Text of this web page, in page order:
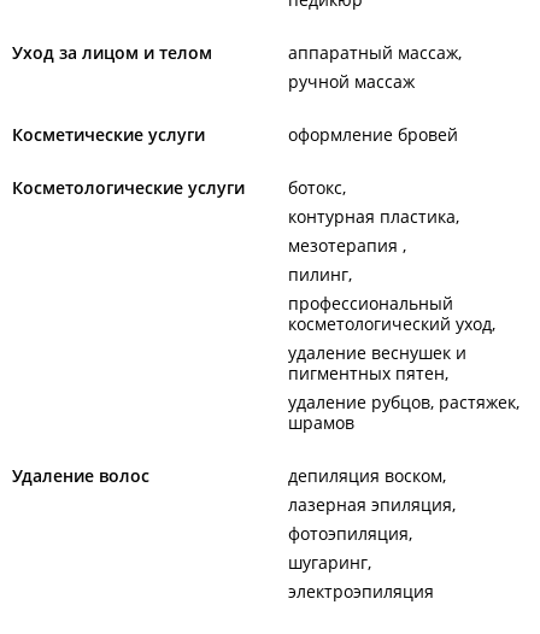
Уход за лицом и телом
аппаратный массаж
ручной массаж
Косметические услуги оформление бровей
Косметологические услуги
ботокс
контурная пластика
мезотерапия
пилинг
профессиональный
косметологический уход
удаление веснушек и
пигментных пятен
удаление рубцов, растяжек,
шрамов
Удаление волос
депиляция воском
лазерная эпиляция
фотоэпиляция
шугаринг
электроэпиляция